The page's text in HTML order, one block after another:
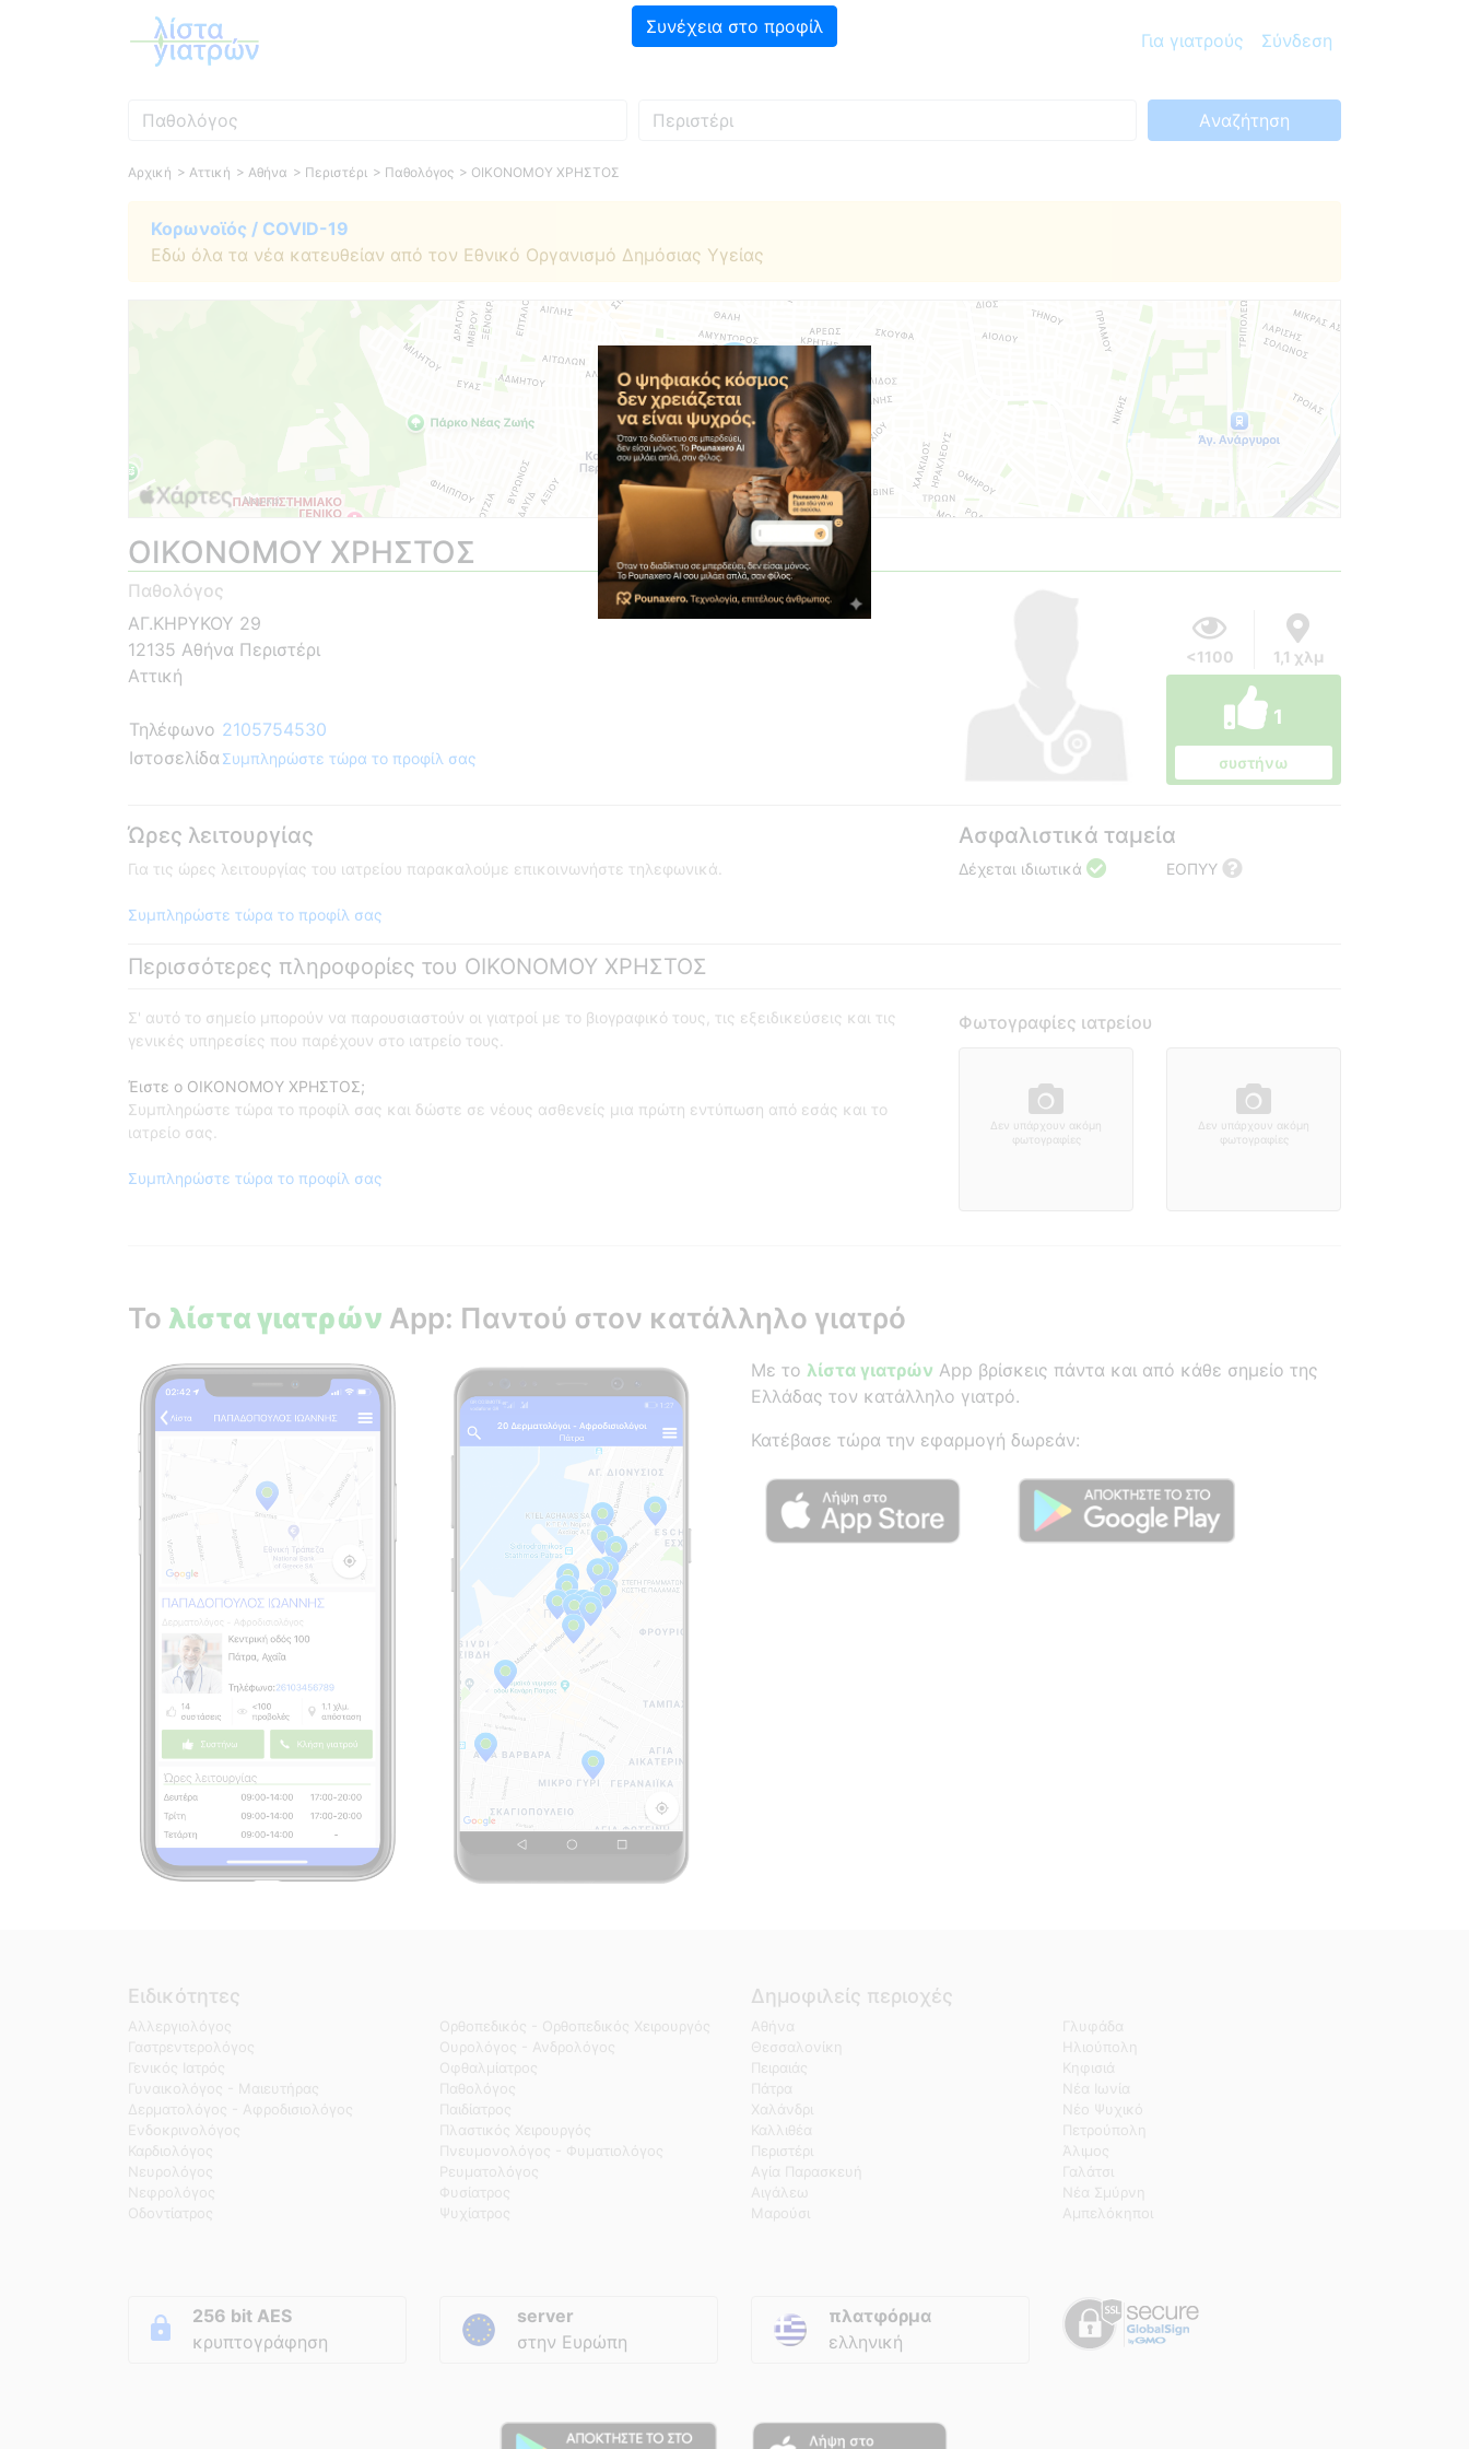
Για γιατρούς Σύνδεση
Συνέχεια στο προφίλ
Ειδικότητα Πού Aναζήτηση
Αρχική > Αττική > Αθήνα > Περιστέρι > Παθολόγος > ΟΙΚΟΝΟΜΟΥ ΧΡΗΣΤΟΣ
Κορωνοϊός / COVID-19
Εδώ όλα τα νέα κατευθείαν από τον Εθνικό Οργανισμό Δημόσιας Υγείας
ΟΙΚΟΝΟΜΟΥ ΧΡΗΣΤΟΣ
Παθολόγος
ΑΓ.ΚΗΡΥΚΟΥ 29
12135 Αθήνα Περιστέρι
Αττική
Τηλέφωνο 2105754530
Ιστοσελίδα Συμπληρώστε τώρα το προφίλ σας
<1100 1,1 χλμ
1
συστήνω
Ώρες λειτουργίας
Για τις ώρες λειτουργίας του ιατρείου παρακαλούμε επικοινωνήστε τηλεφωνικά.
Συμπληρώστε τώρα το προφίλ σας
Ασφαλιστικά ταμεία
Δέχεται ιδιωτικά ΕΟΠΥΥ
Περισσότερες πληροφορίες του ΟΙΚΟΝΟΜΟΥ ΧΡΗΣΤΟΣ
Σ' αυτό το σημείο μπορούν να παρουσιαστούν οι γιατροί με το βιογραφικό τους, τις εξειδικεύσεις και τις
γενικές υπηρεσίες που παρέχουν στο ιατρείο τους.
Έιστε ο ΟΙΚΟΝΟΜΟΥ ΧΡΗΣΤΟΣ;
Συμπληρώστε τώρα το προφίλ σας και δώστε σε νέους ασθενείς μια πρώτη εντύπωση από εσάς και το
ιατρείο σας.
Συμπληρώστε τώρα το προφίλ σας
Φωτογραφίες ιατρείου
Δεν υπάρχουν ακόμη
φωτογραφίες
Δεν υπάρχουν ακόμη
φωτογραφίες
Το λίστα γιατρών App: Παντού στον κατάλληλο γιατρό
Με το λίστα γιατρών App βρίσκεις πάντα και από κάθε σημείο της
Ελλάδας τον κατάλληλο γιατρό.
Κατέβασε τώρα την εφαρμογή δωρεάν:
Ειδικότητες
Αλλεργιολόγος
Γαστρεντερολόγος
Γενικός Ιατρός
Γυναικολόγος - Μαιευτήρας
Δερματολόγος - Αφροδισιολόγος
Ενδοκρινολόγος
Καρδιολόγος
Νευρολόγος
Νεφρολόγος
Οδοντίατρος
Ορθοπεδικός - Ορθοπεδικός Χειρουργός
Ουρολόγος - Ανδρολόγος
Οφθαλμίατρος
Παθολόγος
Παιδίατρος
Πλαστικός Χειρουργός
Πνευμονολόγος - Φυματιολόγος
Ρευματολόγος
Φυσίατρος
Ψυχίατρος
Δημοφιλείς περιοχές
Αθήνα
Θεσσαλονίκη
Πειραιάς
Πάτρα
Χαλάνδρι
Καλλιθέα
Περιστέρι
Αγία Παρασκευή
Αιγάλεω
Μαρούσι
Γλυφάδα
Ηλιούπολη
Κηφισιά
Νέα Ιωνία
Νέο Ψυχικό
Πετρούπολη
Άλιμος
Γαλάτσι
Νέα Σμύρνη
Αμπελόκηποι
256 bit AES
κρυπτογράφηση
server
στην Ευρώπη
πλατφόρμα
ελληνική